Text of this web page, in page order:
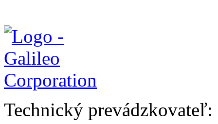
Technický prevádzkovateľ: